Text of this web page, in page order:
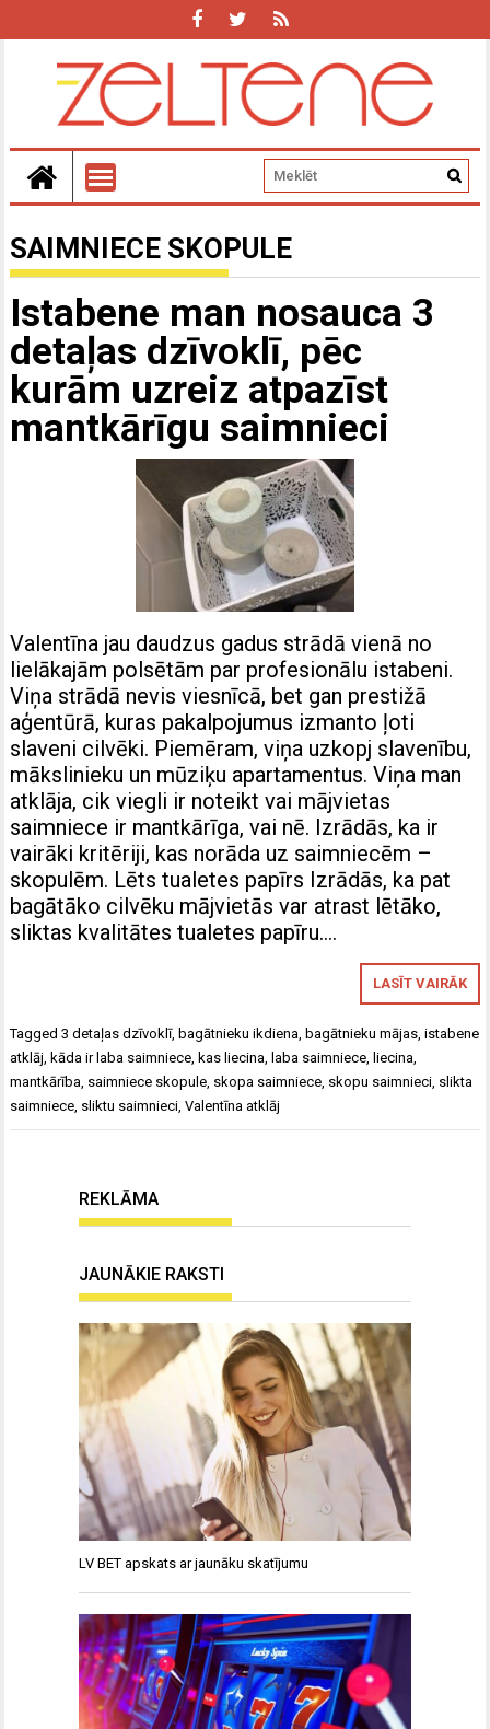
SAIMNIECE SKOPULE
Istabene man nosauca 3
detaļas dzīvoklī, pēc
kurām uzreiz atpazīst
mantkārīgu saimnieci
Valentīna jau daudzus gadus strādā vienā no
lielākajām polsētām par profesionālu istabeni.
Viņa strādā nevis viesnīcā, bet gan prestižā
aģentūrā, kuras pakalpojumus izmanto ļoti
slaveni cilvēki. Piemēram, viņa uzkopj slavenību,
mākslinieku un mūziķu apartamentus. Viņa man
atklāja, cik viegli ir noteikt vai mājvietas
saimniece ir mantkārīga, vai nē. Izrādās, ka ir
vairāki kritēriji, kas norāda uz saimniecēm –
skopulēm. Lēts tualetes papīrs Izrādās, ka pat
bagātāko cilvēku mājvietās var atrast lētāko,
sliktas kvalitātes tualetes papīru….
LASĪT VAIRĀK
Tagged3 detaļas dzīvoklī,bagātnieku ikdiena ,bagātnieku mājas ,istabene
atklāj ,kāda ir laba saimniece ,kas liecina ,laba saimniece ,liecina
mantkārība saimniece skopule skopa saimniece skopu saimnieci slikta
saimniece sliktu saimnieci ,Valentīna atklāj
REKLĀMA
JAUNĀKIE RAKSTI
LV BET apskats ar jaunāku skatījumu